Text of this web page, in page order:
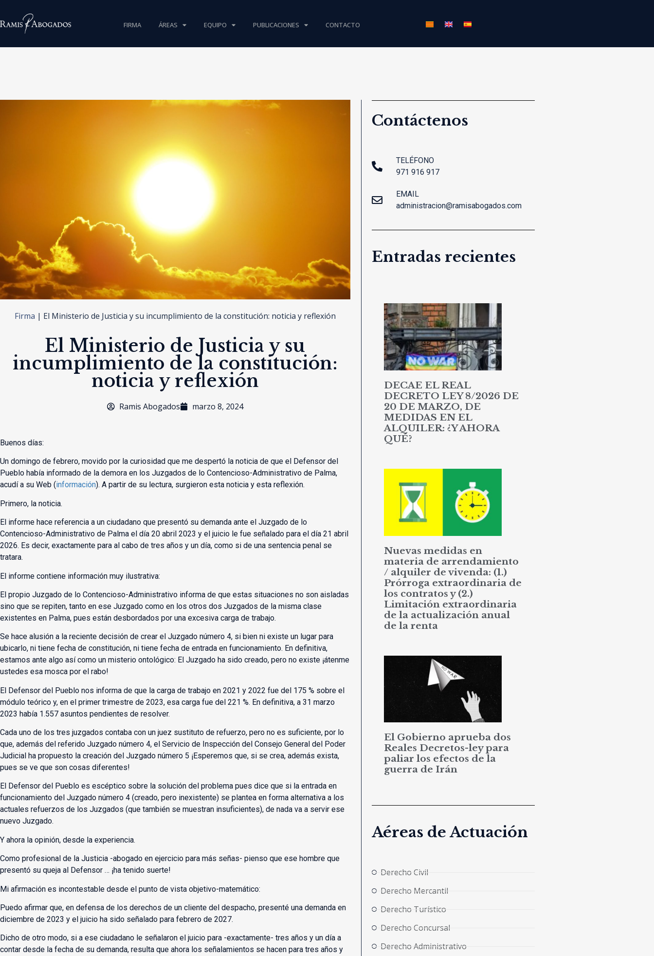
FIRMA ÁREAS EQUIPO PUBLICACIONES CONTACTO
Firma | El Ministerio de Justicia y su incumplimiento de la constitución: noticia y reflexión
El Ministerio de Justicia y su
incumplimiento de la constitución:
noticia y reflexión
Ramis Abogados marzo 8, 2024
Buenos días:
Un domingo de febrero, movido por la curiosidad que me despertó la noticia de que el Defensor del
Pueblo había informado de la demora en los Juzgados de lo Contencioso-Administrativo de Palma,
acudí a su Web (información). A partir de su lectura, surgieron esta noticia y esta reflexión.
Primero, la noticia.
El informe hace referencia a un ciudadano que presentó su demanda ante el Juzgado de lo
Contencioso-Administrativo de Palma el día 20 abril 2023 y el juicio le fue señalado para el día 21 abril
2026. Es decir, exactamente para al cabo de tres años y un día, como si de una sentencia penal se
tratara.
El informe contiene información muy ilustrativa:
El propio Juzgado de lo Contencioso-Administrativo informa de que estas situaciones no son aisladas
sino que se repiten, tanto en ese Juzgado como en los otros dos Juzgados de la misma clase
existentes en Palma, pues están desbordados por una excesiva carga de trabajo.
Se hace alusión a la reciente decisión de crear el Juzgado número 4, si bien ni existe un lugar para
ubicarlo, ni tiene fecha de constitución, ni tiene fecha de entrada en funcionamiento. En definitiva,
estamos ante algo así como un misterio ontológico: El Juzgado ha sido creado, pero no existe ¡átenme
ustedes esa mosca por el rabo!
El Defensor del Pueblo nos informa de que la carga de trabajo en 2021 y 2022 fue del 175 % sobre el
módulo teórico y, en el primer trimestre de 2023, esa carga fue del 221 %. En definitiva, a 31 marzo
2023 había 1.557 asuntos pendientes de resolver.
Cada uno de los tres juzgados contaba con un juez sustituto de refuerzo, pero no es suficiente, por lo
que, además del referido Juzgado número 4, el Servicio de Inspección del Consejo General del Poder
Judicial ha propuesto la creación del Juzgado número 5 ¡Esperemos que, si se crea, además exista,
pues se ve que son cosas diferentes!
El Defensor del Pueblo es escéptico sobre la solución del problema pues dice que si la entrada en
funcionamiento del Juzgado número 4 (creado, pero inexistente) se plantea en forma alternativa a los
actuales refuerzos de los Juzgados (que también se muestran insuficientes), de nada va a servir ese
nuevo Juzgado.
Y ahora la opinión, desde la experiencia.
Como profesional de la Justicia -abogado en ejercicio para más señas- pienso que ese hombre que
presentó su queja al Defensor … ¡ha tenido suerte!
Mi afirmación es incontestable desde el punto de vista objetivo-matemático:
Puedo afirmar que, en defensa de los derechos de un cliente del despacho, presenté una demanda en
diciembre de 2023 y el juicio ha sido señalado para febrero de 2027.
Dicho de otro modo, si a ese ciudadano le señalaron el juicio para -exactamente- tres años y un día a
contar desde la fecha de su demanda, resulta que ahora los señalamientos se hacen para tres años y
Contáctenos
TELÉFONO
971 916 917
EMAIL
administracion@ramisabogados.com
Entradas recientes
DECAE EL REAL
DECRETO LEY 8/2026 DE
20 DE MARZO, DE
MEDIDAS EN EL
ALQUILER: ¿Y AHORA
QUÉ?
Nuevas medidas en
materia de arrendamiento
/ alquiler de vivenda: (1.)
Prórroga extraordinaria de
los contratos y (2.)
Limitación extraordinaria
de la actualización anual
de la renta
El Gobierno aprueba dos
Reales Decretos-ley para
paliar los efectos de la
guerra de Irán
Aéreas de Actuación
Derecho Civil
Derecho Mercantil
Derecho Turístico
Derecho Concursal
Derecho Administrativo